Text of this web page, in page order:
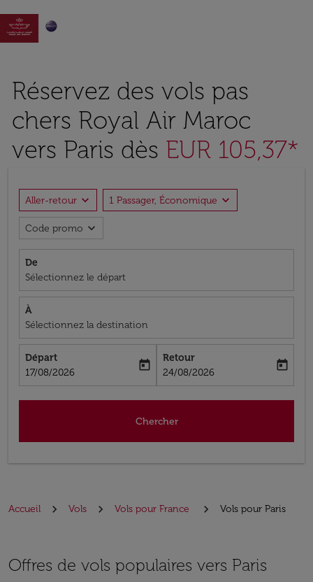

Réservez des vols pas
chers Royal Air Maroc
vers Paris dès EUR 105,37*
Aller-retour expand_more 1 Passager, Économique expand_more
Code promo expand_more
De
Sélectionnez le départ
À
Sélectionnez la destination
Départ
fc-booking-departure-date-aria-label
17/08/2026
today
Retour
fc-booking-return-date-aria-label
24/08/2026
today
Chercher
Accueil Vols Vols pour France Vols pour Paris
Offres de vols populaires vers Paris